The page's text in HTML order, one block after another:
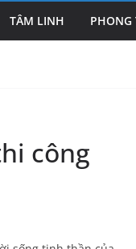
TÂM LINH PHONG
công